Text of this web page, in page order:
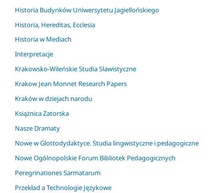
Historia Budynków Uniwersytetu Jagiellońskiego
Historia, Hereditas, Ecclesia
Historia w Mediach
Interpretacje
Krakowsko-Wileńskie Studia Slawistyczne
Krakow Jean Monnet Research Papers
Kraków w dziejach narodu
Książnica Zatorska
Nasze Dramaty
Nowe w Glottodydaktyce. Studia lingwistyczne i pedagogiczne
Nowe Ogólnopolskie Forum Bibliotek Pedagogicznych
Peregrinationes Sarmatarum
Przekład a Technologie Językowe